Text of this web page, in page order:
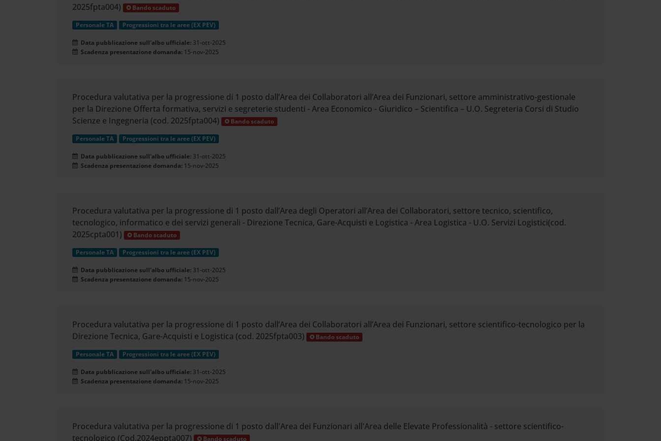
2025fpta004)
Bando scaduto
Personale TA Progressioni tra le aree (EX PEV)
Data pubblicazione sull'albo ufficiale: 31-ott-2025
Scadenza presentazione domanda: 15-nov-2025
Procedura valutativa per la progressione di 1 posto dall’Area dei Collaboratori all’Area dei Funzionari, settore amministrativo-gestionale
per la Direzione Offerta formativa, servizi e segreterie studenti - Area Economico - Giuridico – Scientifica – U.O. Segreteria Corsi di Studio
Scienze e Ingegneria (cod. 2025fpta004)
Bando scaduto
Personale TA Progressioni tra le aree (EX PEV)
Data pubblicazione sull'albo ufficiale: 31-ott-2025
Scadenza presentazione domanda: 15-nov-2025
Procedura valutativa per la progressione di 1 posto dall’Area degli Operatori all’Area dei Collaboratori, settore tecnico, scientifico,
tecnologico, informatico e dei servizi generali - Direzione Tecnica, Gare-Acquisti e Logistica - Area Logistica - U.O. Servizi Logistici(cod.
2025cpta001)
Bando scaduto
Personale TA Progressioni tra le aree (EX PEV)
Data pubblicazione sull'albo ufficiale: 31-ott-2025
Scadenza presentazione domanda: 15-nov-2025
Procedura valutativa per la progressione di 1 posto dall’Area dei Collaboratori all’Area dei Funzionari, settore scientifico-tecnologico per la
Direzione Tecnica, Gare-Acquisti e Logistica (cod. 2025fpta003)
Bando scaduto
Personale TA Progressioni tra le aree (EX PEV)
Data pubblicazione sull'albo ufficiale: 31-ott-2025
Scadenza presentazione domanda: 15-nov-2025
Procedura valutativa per la progressione di 1 posto dall'Area dei Funzionari all'Area delle Elevate Professionalità - settore scientifico-
tecnologico (Cod.2024eppta007)
Bando scaduto